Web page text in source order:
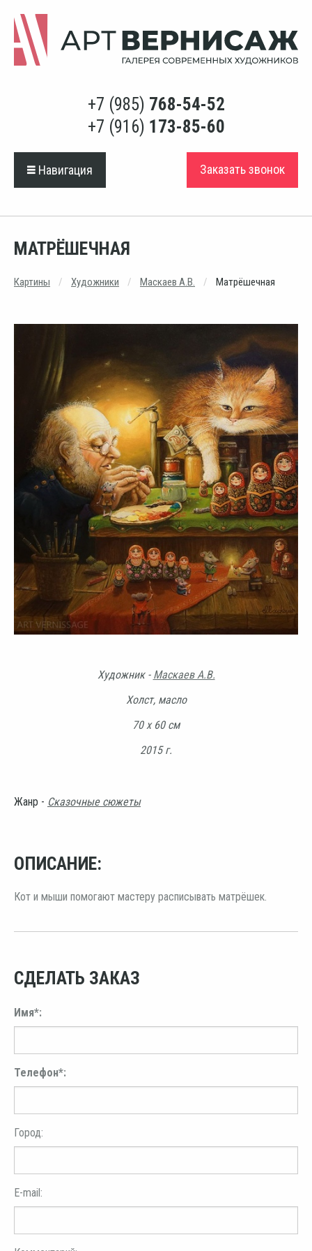
+7 (985) 768-54-52
+7 (916) 173-85-60
Навигация Заказать звонок
МАТРЁШЕЧНАЯ
Картины Художники Маскаев А.В. Матрёшечная
Художник - Маскаев А.В.
Холст, масло
70 х 60 см
2015 г.
Жанр - Сказочные сюжеты
ОПИСАНИЕ:
Кот и мыши помогают мастеру расписывать матрёшек.
СДЕЛАТЬ ЗАКАЗ
Имя*:
Телефон*:
Город:
E-mail: